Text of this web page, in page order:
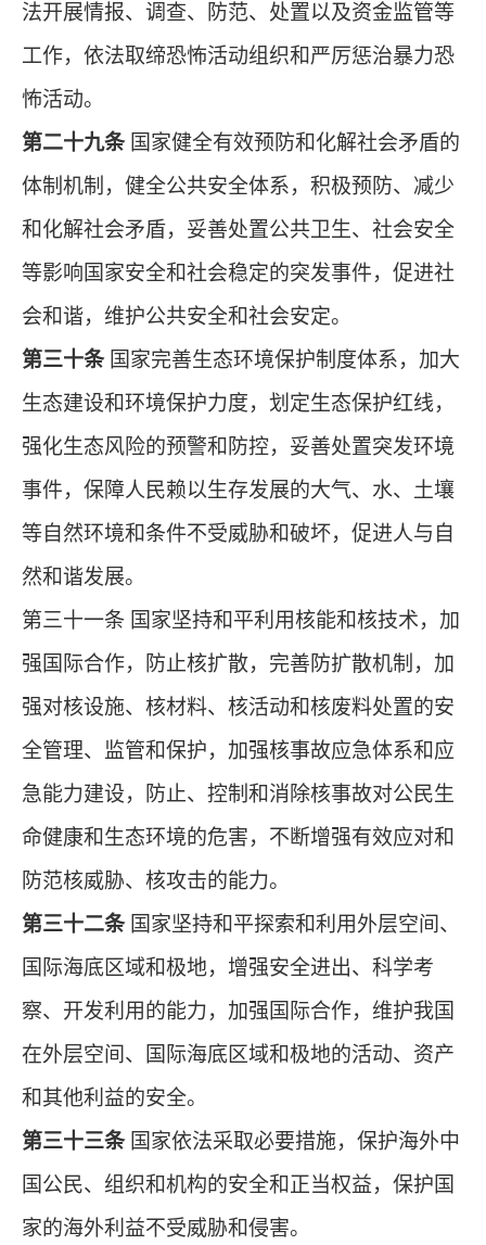
法开展情报、调查、防范、处置以及资金监管等
工作，依法取缔恐怖活动组织和严厉惩治暴力恐
怖活动。
第二十九条国家健全有效预防和化解社会矛盾的
体制机制，健全公共安全体系，积极预防、减少
和化解社会矛盾，妥善处置公共卫生、社会安全
等影响国家安全和社会稳定的突发事件，促进社
会和谐，维护公共安全和社会安定。
第三十条 国家完善生态环境保护制度体系，加大
生态建设和环境保护力度，划定生态保护红线，
强化生态风险的预警和防控，妥善处置突发环境
事件，保障人民赖以生存发展的大气、水、土壤
等自然环境和条件不受威胁和破坏，促进人与自
然和谐发展。
第三十一条 国家坚持和平利用核能和核技术，加
强国际合作，防止核扩散，完善防扩散机制，加
强对核设施、核材料、核活动和核废料处置的安
全管理、监管和保护，加强核事故应急体系和应
急能力建设，防止、控制和消除核事故对公民生
命健康和生态环境的危害，不断增强有效应对和
防范核威胁、核攻击的能力。
第三十二条国家坚持和平探索和利用外层空间、
国际海底区域和极地，增强安全进出、科学考
察、开发利用的能力，加强国际合作，维护我国
在外层空间、国际海底区域和极地的活动、资产
和其他利益的安全。
第三十三条国家依法采取必要措施，保护海外中
国公民、组织和机构的安全和正当权益，保护国
家的海外利益不受威胁和侵害。